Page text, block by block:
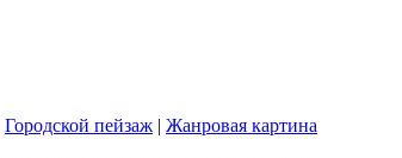
Городской пейзаж | Жанровая картина